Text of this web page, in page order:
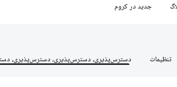
جدید در کروم
تنظیمات دسترس‌پذیری، دسترس‌پذیری، دسترس‌پذیری،